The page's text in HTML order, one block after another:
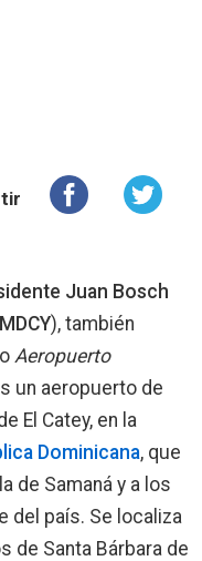
Juan Bosch
MDCY), también
o Aeropuerto
un aeropuerto de
El Catey, en la
Dominicana, que
de Samaná y a los
del país. Se localiza
de Santa Bárbara de